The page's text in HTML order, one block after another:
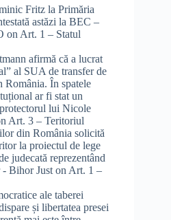
Fritz la Primăria
astăzi la BEC –
on Art. 1 – Statul
afirmă că a lucrat
al SUA de transfer de
România. În spatele
ar fi stat un
lui Nicole
Art. 3 – Teritoriul
din România solicită
la proiectul de lege
judecată reprezentând
Bihor Just on Art. 1 –
ale taberei
și libertatea presei